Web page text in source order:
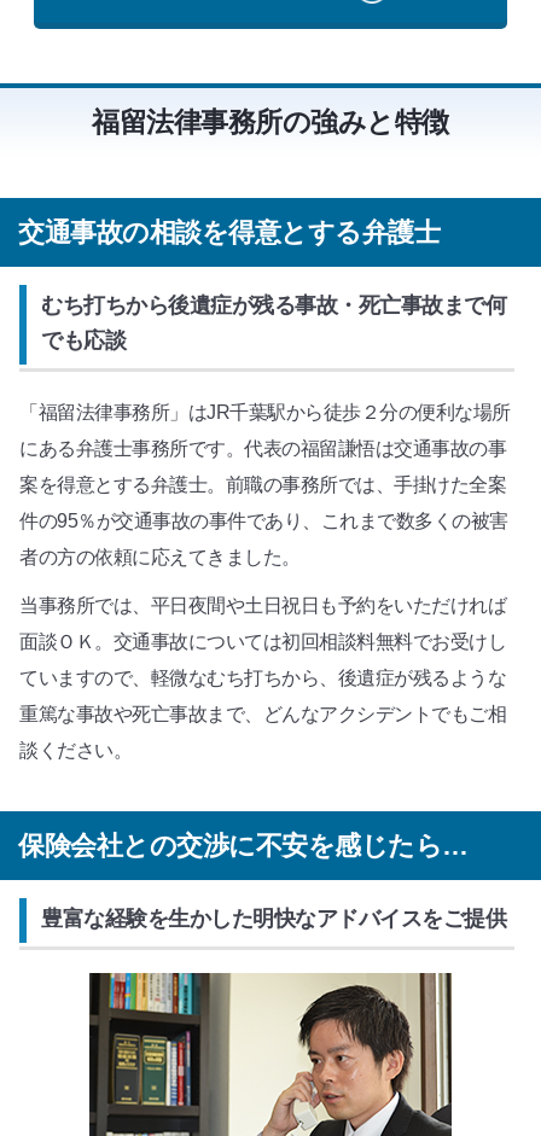
福留法律事務所の強みと特徴
交通事故の相談を得意とする弁護士
むち打ちから後遺症が残る事故・死亡事故まで何
でも応談
「福留法律事務所」はJR千葉駅から徒歩２分の便利な場所
にある弁護士事務所です。代表の福留謙悟は交通事故の事
案を得意とする弁護士。前職の事務所では、手掛けた全案
件の95％が交通事故の事件であり、これまで数多くの被害
者の方の依頼に応えてきました。
当事務所では、平日夜間や土日祝日も予約をいただければ
面談ＯＫ。交通事故については初回相談料無料でお受けし
ていますので、軽微なむち打ちから、後遺症が残るような
重篤な事故や死亡事故まで、どんなアクシデントでもご相
談ください。
保険会社との交渉に不安を感じたら…
豊富な経験を生かした明快なアドバイスをご提供